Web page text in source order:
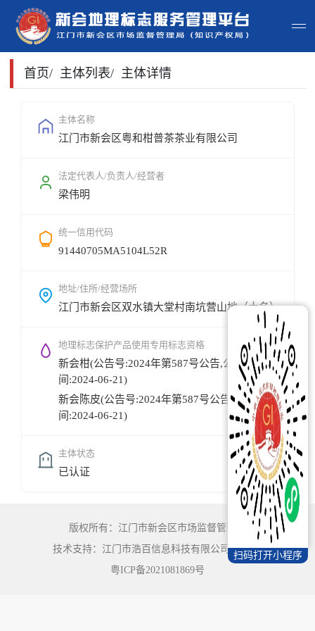
首页
政策法规
申请指南
地标地图
用户登录
首页/ 主体列表/ 主体详情
主体名称
江门市新会区粤和柑普茶茶业有限公司
法定代表人/负责人/经营者
梁伟明
统一信用代码
91440705MA5104L52R
地址/住所/经营场所
江门市新会区双水镇大堂村南坑营山地（土名）
地理标志保护产品使用专用标志资格
新会柑(公告号:2024年第587号公告,公告时
间:2024-06-21)
新会陈皮(公告号:2024年第587号公告,公告时
间:2024-06-21)
主体状态
已认证
扫码打开小程序
版权所有：江门市新会区市场监督管理局
技术支持：江门市浩百信息科技有限公司©2022
粤ICP备2021081869号